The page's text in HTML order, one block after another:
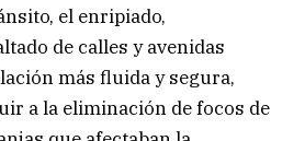
el enripiado,
de calles y avenidas
más fluida y segura,
a la eliminación de focos de